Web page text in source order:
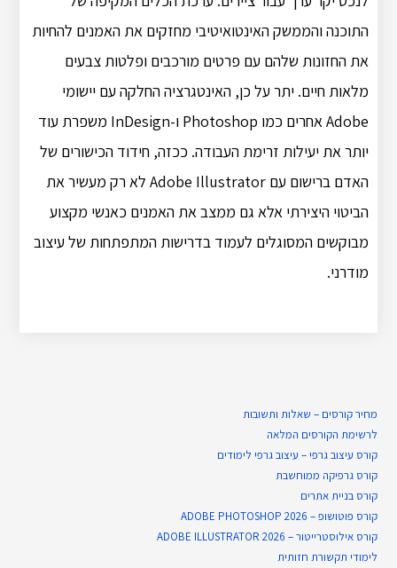
התוכנה והממשק האינטואיטיבי מחזקים את האמנים להחיות
את החזונות שלהם עם פרטים מורכבים ופלטות צבעים
מלאות חיים. יתר על כן, האינטגרציה החלקה עם יישומי
Adobe אחרים כמו Photoshop ו-InDesign משפרת עוד
יותר את יעילות זרימת העבודה. ככזה, חידוד הכישורים של
האדם ברישום עם Adobe Illustrator לא רק מעשיר את
הביטוי היצירתי אלא גם ממצב את האמנים כאנשי מקצוע
מבוקשים המסוגלים לעמוד בדרישות המתפתחות של עיצוב
מודרני.
מחיר קורסים – שאלות ותשובות
לרשימת הקורסים המלאה
קורס עיצוב גרפי – עיצוב גרפי לימודים
קורס גרפיקה ממוחשבת
קורס בניית​ אתרים
קורס פוטושופ – ADOBE PHOTOSHOP 2026
קורס אילוסטרייטור – ADOBE ILLUSTRATOR 2026
לימודי תקשורת חזותית